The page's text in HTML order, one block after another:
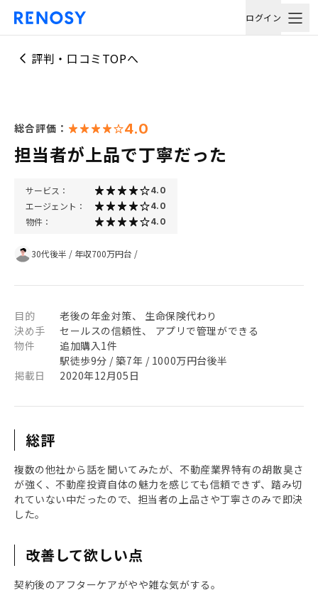
ログイン
評判・口コミTOPへ
総合評価： 4.0
担当者が上品で丁寧だった
サービス： 4.0
エージェント： 4.0
物件： 4.0
30代後半 / 年収700万円台 /
目的
老後の年金対策、 生命保険代わり
決め手
セールスの信頼性、 アプリで管理ができる
物件
追加購入1件
駅徒歩9分 / 築7年 / 1000万円台後半
掲載日
2020年12月05日
総評
複数の他社から話を聞いてみたが、不動産業界特有の胡散臭さ
が強く、不動産投資自体の魅力を感じても信頼できず、踏み切
れていない中だったので、担当者の上品さや丁寧さのみで即決
した。
改善して欲しい点
契約後のアフターケアがやや雑な気がする。